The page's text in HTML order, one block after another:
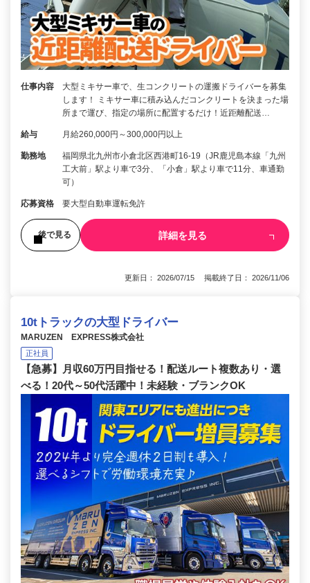
仕事内容
大型ミキサー車で、生コンクリートの運搬ドライバーを募集
します！ ミキサー車に積み込んだコンクリートを決まった場
所まで運び、指定の場所に配置するだけ！近距離配送…
給与 月給260,000円～300,000円以上
勤務地
福岡県北九州市小倉北区西港町16-19（JR鹿児島本線「九州
工大前」駅より車で3分、「小倉」駅より車で11分、車通勤
可）
応募資格 要大型自動車運転免許
後で見る 詳細を見る
更新日： 2026/07/15 掲載終了日： 2026/11/06
10tトラックの大型ドライバー
MARUZEN EXPRESS株式会社
正社員
【急募】月収60万円目指せる！配送ルート複数あり・選
べる！20代～50代活躍中！未経験・ブランクOK